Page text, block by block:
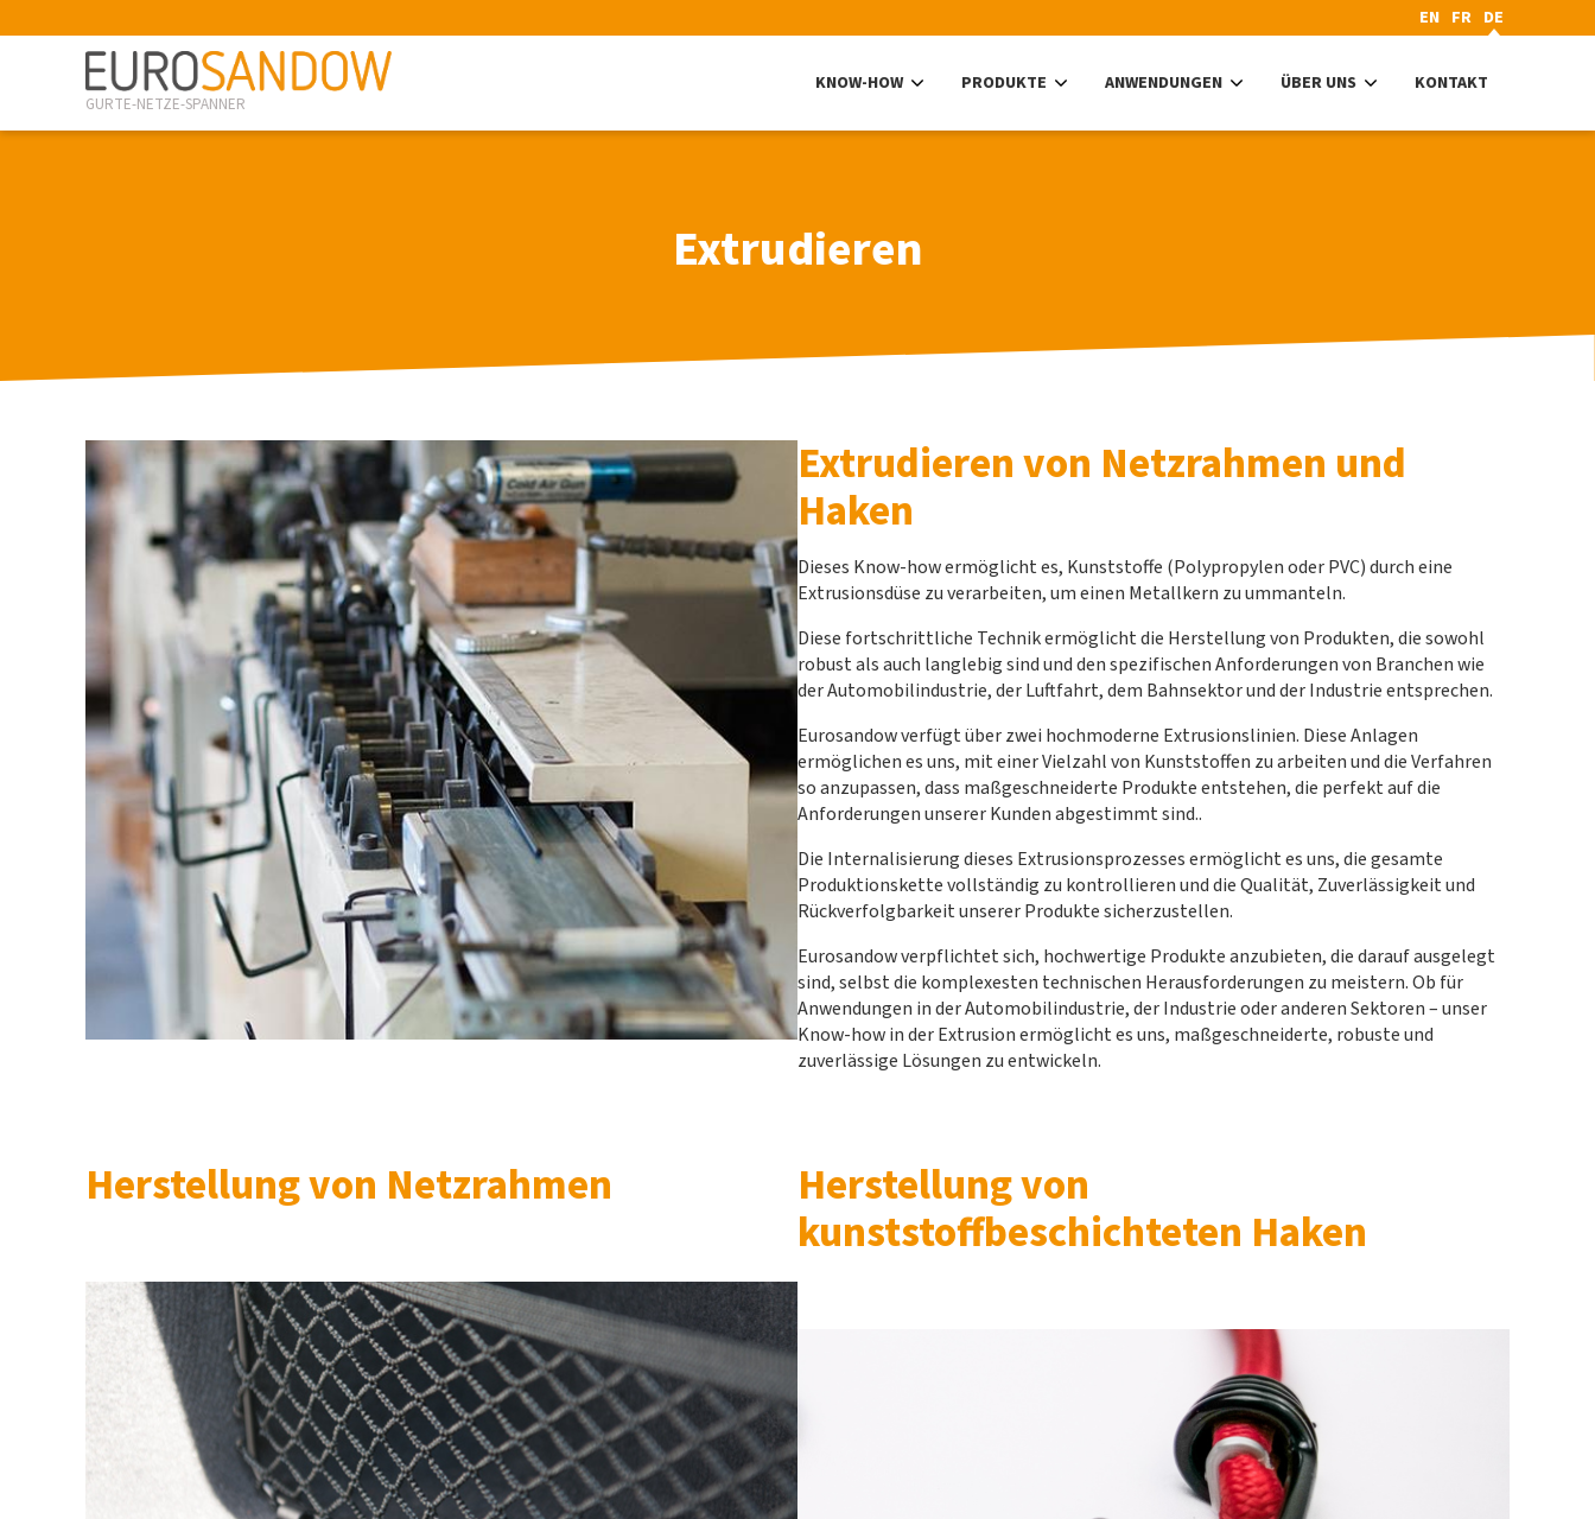
EN FR DE
GURTE-NETZE-SPANNER
KNOW-HOW PRODUKTE ANWENDUNGEN ÜBER UNS KONTAKT
Extrudieren
Extrudieren von Netzrahmen und
Haken
Dieses Know-how ermöglicht es, Kunststoffe (Polypropylen oder PVC) durch eine
Extrusionsdüse zu verarbeiten, um einen Metallkern zu ummanteln.
Diese fortschrittliche Technik ermöglicht die Herstellung von Produkten, die sowohl
robust als auch langlebig sind und den spezifischen Anforderungen von Branchen wie
der Automobilindustrie, der Luftfahrt, dem Bahnsektor und der Industrie entsprechen.
Eurosandow verfügt über zwei hochmoderne Extrusionslinien. Diese Anlagen
ermöglichen es uns, mit einer Vielzahl von Kunststoffen zu arbeiten und die Verfahren
so anzupassen, dass maßgeschneiderte Produkte entstehen, die perfekt auf die
Anforderungen unserer Kunden abgestimmt sind..
Die Internalisierung dieses Extrusionsprozesses ermöglicht es uns, die gesamte
Produktionskette vollständig zu kontrollieren und die Qualität, Zuverlässigkeit und
Rückverfolgbarkeit unserer Produkte sicherzustellen.
Eurosandow verpflichtet sich, hochwertige Produkte anzubieten, die darauf ausgelegt
sind, selbst die komplexesten technischen Herausforderungen zu meistern. Ob für
Anwendungen in der Automobilindustrie, der Industrie oder anderen Sektoren – unser
Know-how in der Extrusion ermöglicht es uns, maßgeschneiderte, robuste und
zuverlässige Lösungen zu entwickeln.
Herstellung von Netzrahmen
Herstellung von
kunststoffbeschichteten Haken